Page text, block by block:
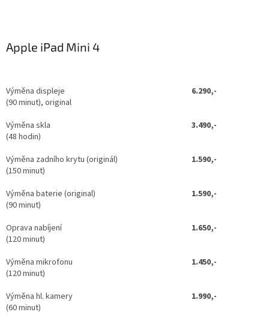
Apple iPad Mini 4
Výměna displeje
6.290,-
(90 minut), original
Výměna skla
3.490,-
(48 hodin)
Výměna zadního krytu (originál)
1.590,-
(150 minut)
Výměna baterie (original)
1.590,-
(90 minut)
Oprava nabíjení
1.650,-
(120 minut)
Výměna mikrofonu
1.450,-
(120 minut)
Výměna hl. kamery
1.990,-
(60 minut)